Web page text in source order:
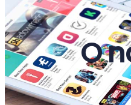
O